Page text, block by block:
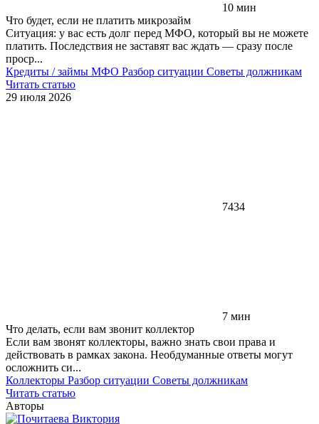
10 мин
Что будет, если не платить микрозайм
Ситуация: у вас есть долг перед МФО, который вы не можете
платить. Последствия не заставят вас ждать — сразу после
проср...
Кредиты / займы МФО Разбор ситуации Советы должникам
Читать статью
29 июля 2026
7434
7 мин
Что делать, если вам звонит коллектор
Если вам звонят коллекторы, важно знать свои права и
действовать в рамках закона. Необдуманные ответы могут
осложнить си...
Коллекторы Разбор ситуации Советы должникам
Читать статью
Авторы